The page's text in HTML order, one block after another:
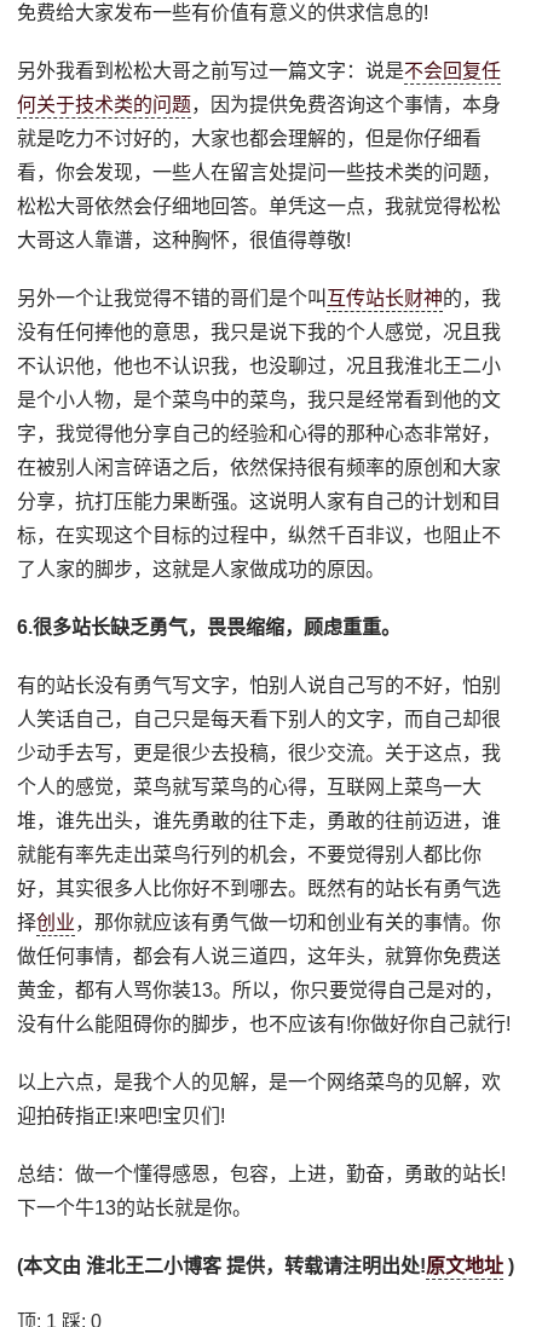
免费给大家发布一些有价值有意义的供求信息的!
另外我看到松松大哥之前写过一篇文字：说是不会回复任
何关于技术类的问题，因为提供免费咨询这个事情，本身
就是吃力不讨好的，大家也都会理解的，但是你仔细看
看，你会发现，一些人在留言处提问一些技术类的问题，
松松大哥依然会仔细地回答。单凭这一点，我就觉得松松
大哥这人靠谱，这种胸怀，很值得尊敬!
另外一个让我觉得不错的哥们是个叫 互传站长财神的，我
没有任何捧他的意思，我只是说下我的个人感觉，况且我
不认识他，他也不认识我，也没聊过，况且我淮北王二小
是个小人物，是个菜鸟中的菜鸟，我只是经常看到他的文
字，我觉得他分享自己的经验和心得的那种心态非常好，
在被别人闲言碎语之后，依然保持很有频率的原创和大家
分享，抗打压能力果断强。这说明人家有自己的计划和目
标，在实现这个目标的过程中，纵然千百非议，也阻止不
了人家的脚步，这就是人家做成功的原因。
6.很多站长缺乏勇气，畏畏缩缩，顾虑重重。
有的站长没有勇气写文字，怕别人说自己写的不好，怕别
人笑话自己，自己只是每天看下别人的文字，而自己却很
少动手去写，更是很少去投稿，很少交流。关于这点，我
个人的感觉，菜鸟就写菜鸟的心得，互联网上菜鸟一大
堆，谁先出头，谁先勇敢的往下走，勇敢的往前迈进，谁
就能有率先走出菜鸟行列的机会，不要觉得别人都比你
好，其实很多人比你好不到哪去。既然有的站长有勇气选
择创业，那你就应该有勇气做一切和创业有关的事情。你
做任何事情，都会有人说三道四，这年头，就算你免费送
黄金，都有人骂你装13。所以，你只要觉得自己是对的，
没有什么能阻碍你的脚步，也不应该有!你做好你自己就行!
以上六点，是我个人的见解，是一个网络菜鸟的见解，欢
迎拍砖指正!来吧!宝贝们!
总结：做一个懂得感恩，包容，上进，勤奋，勇敢的站长!
下一个牛13的站长就是你。
(本文由 淮北王二小博客 提供，转载请注明出处!原文地址 )
顶: 1 踩:0